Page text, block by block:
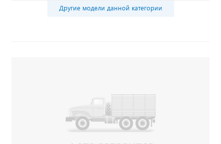
Другие модели данной категории